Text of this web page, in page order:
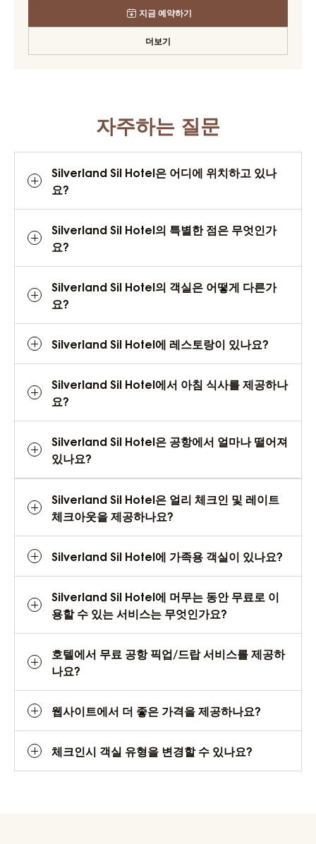
지금 예약하기
더보기
자주하는 질문
Silverland Sil Hotel은 어디에 위치하고 있나
요?
Silverland Sil Hotel의 특별한 점은 무엇인가
요?
Silverland Sil Hotel의 객실은 어떻게 다른가
요?
Silverland Sil Hotel에 레스토랑이 있나요?
Silverland Sil Hotel에서 아침 식사를 제공하나
요?
Silverland Sil Hotel은 공항에서 얼마나 떨어져
있나요?
Silverland Sil Hotel은 얼리 체크인 및 레이트
체크아웃을 제공하나요?
Silverland Sil Hotel에 가족용 객실이 있나요?
Silverland Sil Hotel에 머무는 동안 무료로 이
용할 수 있는 서비스는 무엇인가요?
호텔에서 무료 공항 픽업/드랍 서비스를 제공하
나요?
웹사이트에서 더 좋은 가격을 제공하나요?
체크인시 객실 유형을 변경할 수 있나요?